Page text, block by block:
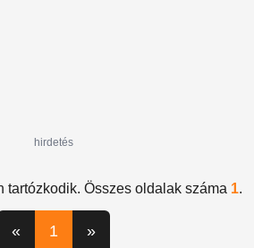
hirdetés
tartózkodik. Összes oldalak száma 1.
« 1 »